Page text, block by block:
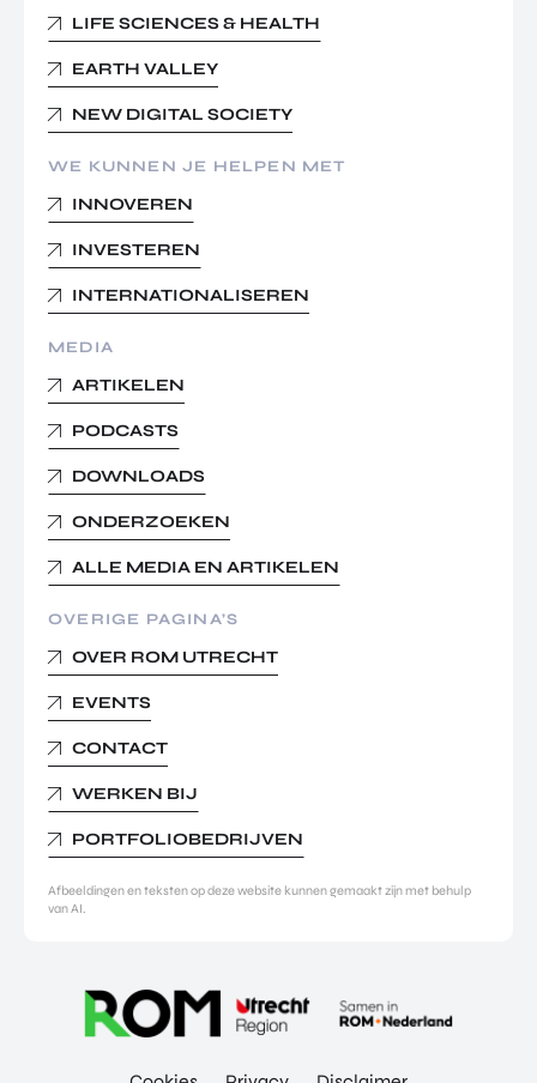
LIFE SCIENCES & HEALTH
EARTH VALLEY
NEW DIGITAL SOCIETY
WE KUNNEN JE HELPEN MET
INNOVEREN
INVESTEREN
INTERNATIONALISEREN
MEDIA
ARTIKELEN
PODCASTS
DOWNLOADS
ONDERZOEKEN
ALLE MEDIA EN ARTIKELEN
OVERIGE PAGINA’S
OVER ROM UTRECHT
EVENTS
CONTACT
WERKEN BIJ
PORTFOLIOBEDRIJVEN
Afbeeldingen en teksten op deze website kunnen gemaakt zijn met behulp
van AI.